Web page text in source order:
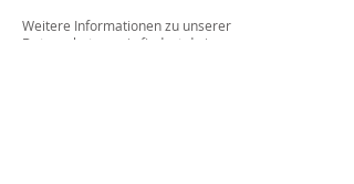
Weitere Informationen zu unserer
Datenschutzpraxis findest du in unserer